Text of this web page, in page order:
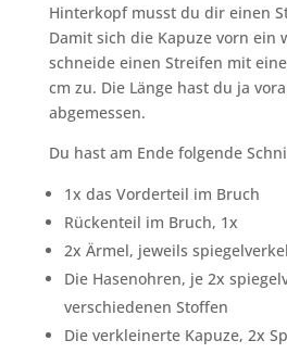
Hinterkopf musst du dir einen
Damit sich die Kapuze vorn ein
schneide einen Streifen mit
cm zu. Die Länge hast du ja
abgemessen.
Du hast am Ende folgende
1x das Vorderteil im Bruch
Rückenteil im Bruch, 1x
2x Ärmel, jeweils
Die Hasenohren, je 2x
verschiedenen Stoffen
Die verkleinerte Kapuze, 2x